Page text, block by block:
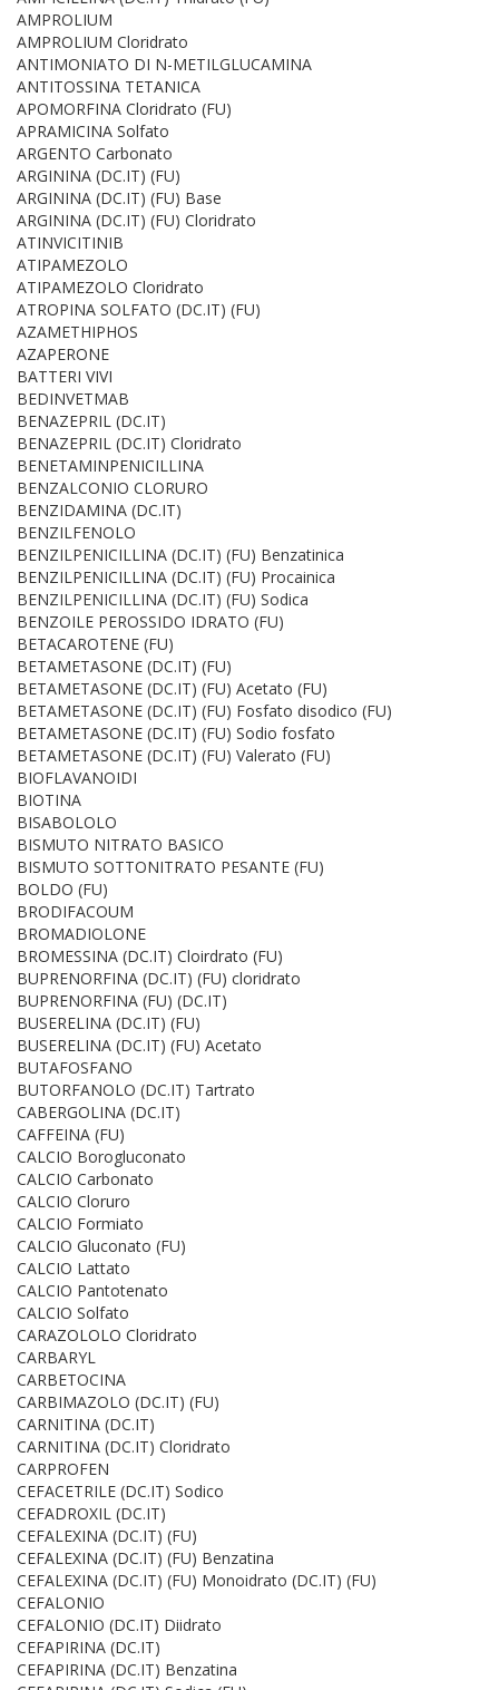
AMPROLIUM
AMPROLIUM Cloridrato
ANTIMONIATO DI N-METILGLUCAMINA
ANTITOSSINA TETANICA
APOMORFINA Cloridrato (FU)
APRAMICINA Solfato
ARGENTO Carbonato
ARGININA (DC.IT) (FU)
ARGININA (DC.IT) (FU) Base
ARGININA (DC.IT) (FU) Cloridrato
ATINVICITINIB
ATIPAMEZOLO
ATIPAMEZOLO Cloridrato
ATROPINA SOLFATO (DC.IT) (FU)
AZAMETHIPHOS
AZAPERONE
BATTERI VIVI
BEDINVETMAB
BENAZEPRIL (DC.IT)
BENAZEPRIL (DC.IT) Cloridrato
BENETAMINPENICILLINA
BENZALCONIO CLORURO
BENZIDAMINA (DC.IT)
BENZILFENOLO
BENZILPENICILLINA (DC.IT) (FU) Benzatinica
BENZILPENICILLINA (DC.IT) (FU) Procainica
BENZILPENICILLINA (DC.IT) (FU) Sodica
BENZOILE PEROSSIDO IDRATO (FU)
BETACAROTENE (FU)
BETAMETASONE (DC.IT) (FU)
BETAMETASONE (DC.IT) (FU) Acetato (FU)
BETAMETASONE (DC.IT) (FU) Fosfato disodico (FU)
BETAMETASONE (DC.IT) (FU) Sodio fosfato
BETAMETASONE (DC.IT) (FU) Valerato (FU)
BIOFLAVANOIDI
BIOTINA
BISABOLOLO
BISMUTO NITRATO BASICO
BISMUTO SOTTONITRATO PESANTE (FU)
BOLDO (FU)
BRODIFACOUM
BROMADIOLONE
BROMESSINA (DC.IT) Cloirdrato (FU)
BUPRENORFINA (DC.IT) (FU) cloridrato
BUPRENORFINA (FU) (DC.IT)
BUSERELINA (DC.IT) (FU)
BUSERELINA (DC.IT) (FU) Acetato
BUTAFOSFANO
BUTORFANOLO (DC.IT) Tartrato
CABERGOLINA (DC.IT)
CAFFEINA (FU)
CALCIO Borogluconato
CALCIO Carbonato
CALCIO Cloruro
CALCIO Formiato
CALCIO Gluconato (FU)
CALCIO Lattato
CALCIO Pantotenato
CALCIO Solfato
CARAZOLOLO Cloridrato
CARBARYL
CARBETOCINA
CARBIMAZOLO (DC.IT) (FU)
CARNITINA (DC.IT)
CARNITINA (DC.IT) Cloridrato
CARPROFEN
CEFACETRILE (DC.IT) Sodico
CEFADROXIL (DC.IT)
CEFALEXINA (DC.IT) (FU)
CEFALEXINA (DC.IT) (FU) Benzatina
CEFALEXINA (DC.IT) (FU) Monoidrato (DC.IT) (FU)
CEFALONIO
CEFALONIO (DC.IT) Diidrato
CEFAPIRINA (DC.IT)
CEFAPIRINA (DC.IT) Benzatina